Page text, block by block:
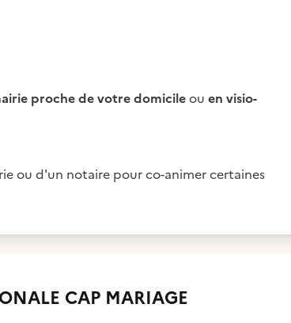
proche de votre domicileou en visio-
ou d'un notaire pour co-animer certaines
CAP MARIAGE